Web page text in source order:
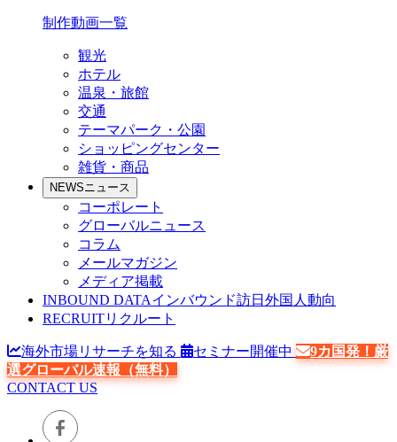
制作動画一覧
観光
ホテル
温泉・旅館
交通
テーマパーク・公園
ショッピングセンター
雑貨・商品
NEWSニュース
コーポレート
グローバルニュース
コラム
メールマガジン
メディア掲載
INBOUND DATAインバウンド訪日外国人動向
RECRUITリクルート
海外市場リサーチを知る セミナー開催中
9カ国発！厳
選グローバル速報（無料）
CONTACT US